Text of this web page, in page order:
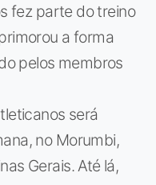
fez parte do treino
a forma
pelos membros
será
no Morumbi,
Gerais. Até lá,